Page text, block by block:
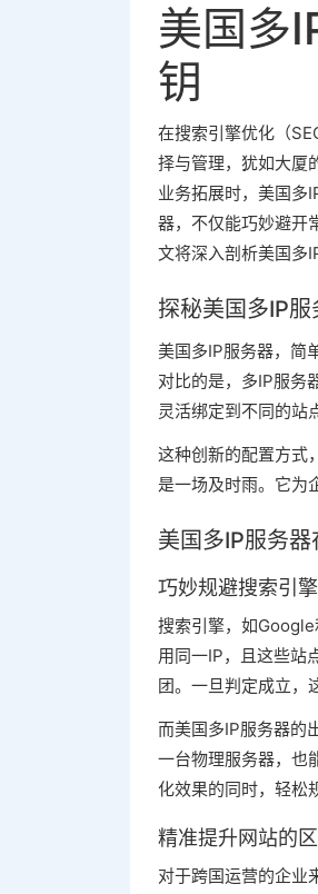
美国多
钥
在搜索引擎优化（
择与管理，犹如大厦
业务拓展时，美国多
器，不仅能巧妙避开
文将深入剖析美国多
探秘美国多IP服
美国多IP服务器，简
对比的是，多IP服务
灵活绑定到不同的站
这种创新的配置方式
是一场及时雨。它为
美国多IP服务
巧妙规避搜索引
搜索引擎，如
用同一IP，且这些站
团。一旦判定成立，
而美国多IP服务器的
一台物理服务器，也
化效果的同时，轻松
精准提升网站的
对于跨国运营的企业